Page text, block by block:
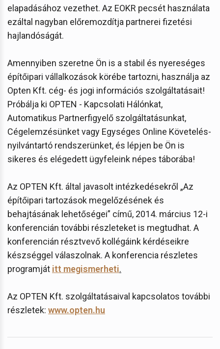
elapadásához vezethet. Az EOKR pecsét használata
ezáltal nagyban előremozdítja partnerei fizetési
hajlandóságát.
Amennyiben szeretne Ön is a stabil és nyereséges
építőipari vállalkozások körébe tartozni, használja az
Opten Kft. cég- és jogi információs szolgáltatásait!
Próbálja ki OPTEN - Kapcsolati Hálónkat,
Automatikus Partnerfigyelő szolgáltatásunkat,
Cégelemzésünket vagy Egységes Online Követelés-
nyilvántartó rendszerünket, és lépjen be Ön is
sikeres és elégedett ügyfeleink népes táborába!
Az OPTEN Kft. által javasolt intézkedésekről „Az
építőipari tartozások megelőzésének és
behajtásának lehetőségei” című, 2014. március 12-i
konferencián további részleteket is megtudhat. A
konferencián résztvevő kollégáink kérdéseikre
készséggel válaszolnak. A konferencia részletes
programját itt megismerheti.
Az OPTEN Kft. szolgáltatásaival kapcsolatos további
részletek: www.opten.hu